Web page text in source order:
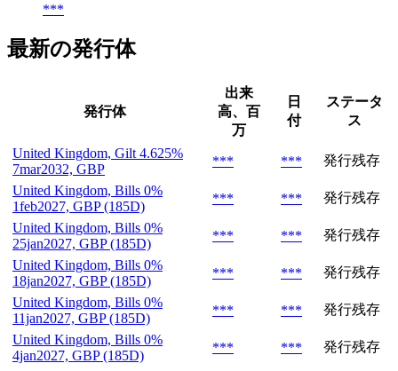
***
最新の発行体
発行体
出来
高、百
万
日
付
ステータ
ス
United Kingdom, Gilt 4.625%
7mar2032, GBP
*** ***
発行残存
United Kingdom, Bills 0%
1feb2027, GBP (185D)
*** ***
発行残存
United Kingdom, Bills 0%
25jan2027, GBP (185D)
*** ***
発行残存
United Kingdom, Bills 0%
18jan2027, GBP (185D)
*** ***
発行残存
United Kingdom, Bills 0%
11jan2027, GBP (185D)
*** ***
発行残存
United Kingdom, Bills 0%
4jan2027, GBP (185D)
*** ***
発行残存